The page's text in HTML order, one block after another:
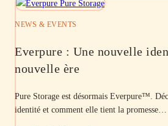
NEWS & EVENTS
Everpure : Une nouvelle
nouvelle ère
Pure Storage est désormais Everpure™.
identité et comment elle tient la promesse…